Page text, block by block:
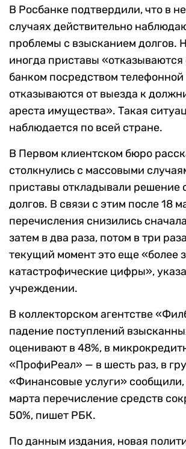
В Росбанке подтвердили, что в
случаях действительно
проблемы с взысканием долгов.
иногда приставы «отказываются
банком посредством телефонной
отказываются от выезда к
ареста имущества». Такая
наблюдается по всей стране.
В Первом клиентском бюро
столкнулись с массовыми
приставы откладывали решение
долгов. В связи с этим после 18
перечисления снизились
затем в два раза, потом в три
текущий момент это еще «более
катастрофические цифры»,
учреждении.
В коллекторском агентстве
падение поступлений
оценивают в 48%, в
«ПрофиРеал» — в шесть раз, в
«Финансовые услуги» сообщили,
марта перечисление средств
50%, пишет РБК.
По данным издания, новая